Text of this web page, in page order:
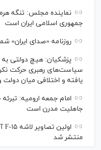
نماینده مجلس: تنگه
جمهوری اسلامی ایران است
روزنامه «صدای ایران» شماره ۴۱۲| وقتِ
پزشکیان: هیچ دولتی به
سیاست‌های رهبری حرکت
یافته و اختلافی میان
امام جمعه ارومیه:
جاهلیت مدرن است
منتشر شد